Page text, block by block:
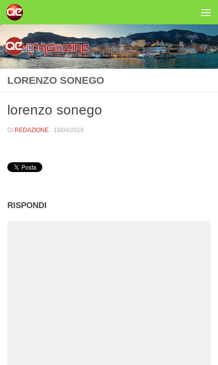
Salta al contenuto
LORENZO SONEGO
lorenzo sonego
DI REDAZIONE · 18/04/2019
RISPONDI